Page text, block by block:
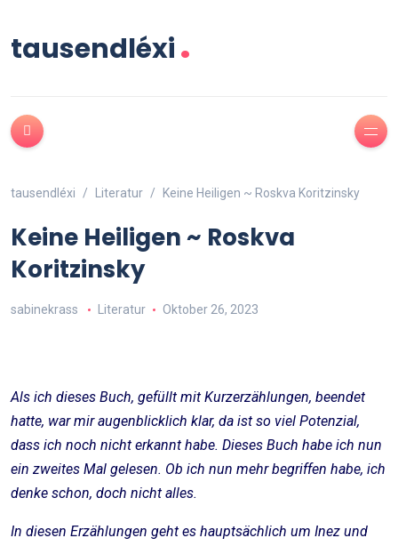
tausendléxi.
tausendléxi Literatur Keine Heiligen ~ Roskva Koritzinsky
Keine Heiligen ~ Roskva
Koritzinsky
sabinekrass Literatur Oktober 26, 2023
Als ich dieses Buch, gefüllt mit Kurzerzählungen, beendet
hatte, war mir augenblicklich klar, da ist so viel Potenzial,
dass ich noch nicht erkannt habe. Dieses Buch habe ich nun
ein zweites Mal gelesen. Ob ich nun mehr begriffen habe, ich
denke schon, doch nicht alles.
In diesen Erzählungen geht es hauptsächlich um Inez und